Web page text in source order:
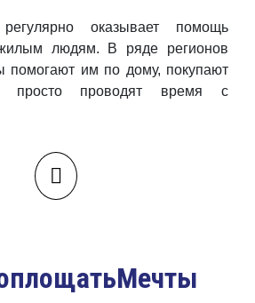
оказывает помощь
людям. В ряде регионов
помогают им по дому, покупают
просто проводят время с